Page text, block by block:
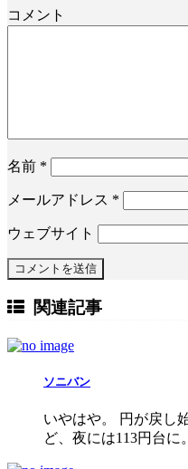
コメント
名前 *
メールアドレス *
ウェブサイト
関連記事
ソニバン
いやはや。 円が戻し
ど、夜には113円台